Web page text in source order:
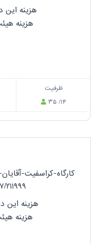
هزینه این دوره:
هزینه هیئت:
ظرفیت
۳۵ /۱۴
هزینه این دوره:
هزینه هیئت: